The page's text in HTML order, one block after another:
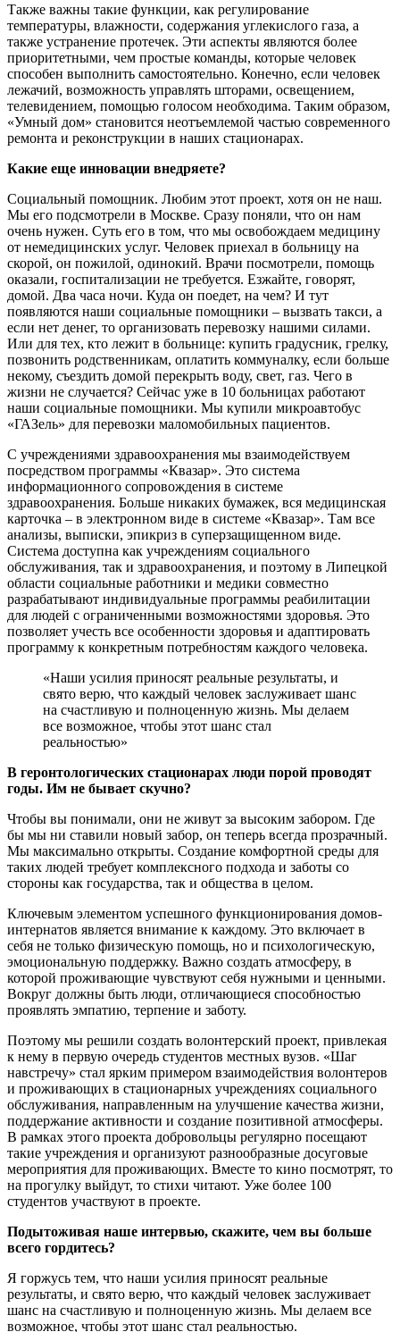
Также важны такие функции, как регулирование
температуры, влажности, содержания углекислого газа, а
также устранение протечек. Эти аспекты являются более
приоритетными, чем простые команды, которые человек
способен выполнить самостоятельно. Конечно, если человек
лежачий, возможность управлять шторами, освещением,
телевидением, помощью голосом необходима. Таким образом,
«Умный дом» становится неотъемлемой частью современного
ремонта и реконструкции в наших стационарах.
Какие еще инновации внедряете?
Социальный помощник. Любим этот проект, хотя он не наш.
Мы его подсмотрели в Москве. Сразу поняли, что он нам
очень нужен. Суть его в том, что мы освобождаем медицину
от немедицинских услуг. Человек приехал в больницу на
скорой, он пожилой, одинокий. Врачи посмотрели, помощь
оказали, госпитализации не требуется. Езжайте, говорят,
домой. Два часа ночи. Куда он поедет, на чем? И тут
появляются наши социальные помощники – вызвать такси, а
если нет денег, то организовать перевозку нашими силами.
Или для тех, кто лежит в больнице: купить градусник, грелку,
позвонить родственникам, оплатить коммуналку, если больше
некому, съездить домой перекрыть воду, свет, газ. Чего в
жизни не случается? Сейчас уже в 10 больницах работают
наши социальные помощники. Мы купили микроавтобус
«ГАЗель» для перевозки маломобильных пациентов.
С учреждениями здравоохранения мы взаимодействуем
посредством программы «Квазар». Это система
информационного сопровождения в системе
здравоохранения. Больше никаких бумажек, вся медицинская
карточка – в электронном виде в системе «Квазар». Там все
анализы, выписки, эпикриз в суперзащищенном виде.
Система доступна как учреждениям социального
обслуживания, так и здравоохранения, и поэтому в Липецкой
области социальные работники и медики совместно
разрабатывают индивидуальные программы реабилитации
для людей с ограниченными возможностями здоровья. Это
позволяет учесть все особенности здоровья и адаптировать
программу к конкретным потребностям каждого человека.
«Наши усилия приносят реальные результаты, и
свято верю, что каждый человек заслуживает шанс
на счастливую и полноценную жизнь. Мы делаем
все возможное, чтобы этот шанс стал
реальностью»
В геронтологических стационарах люди порой проводят
годы. Им не бывает скучно?
Чтобы вы понимали, они не живут за высоким забором. Где
бы мы ни ставили новый забор, он теперь всегда прозрачный.
Мы максимально открыты. Создание комфортной среды для
таких людей требует комплексного подхода и заботы со
стороны как государства, так и общества в целом.
Ключевым элементом успешного функционирования домов-
интернатов является внимание к каждому. Это включает в
себя не только физическую помощь, но и психологическую,
эмоциональную поддержку. Важно создать атмосферу, в
которой проживающие чувствуют себя нужными и ценными.
Вокруг должны быть люди, отличающиеся способностью
проявлять эмпатию, терпение и заботу.
Поэтому мы решили создать волонтерский проект, привлекая
к нему в первую очередь студентов местных вузов. «Шаг
навстречу» стал ярким примером взаимодействия волонтеров
и проживающих в стационарных учреждениях социального
обслуживания, направленным на улучшение качества жизни,
поддержание активности и создание позитивной атмосферы.
В рамках этого проекта добровольцы регулярно посещают
такие учреждения и организуют разнообразные досуговые
мероприятия для проживающих. Вместе то кино посмотрят, то
на прогулку выйдут, то стихи читают. Уже более 100
студентов участвуют в проекте.
Подытоживая наше интервью, скажите, чем вы больше
всего гордитесь?
Я горжусь тем, что наши усилия приносят реальные
результаты, и свято верю, что каждый человек заслуживает
шанс на счастливую и полноценную жизнь. Мы делаем все
возможное, чтобы этот шанс стал реальностью.